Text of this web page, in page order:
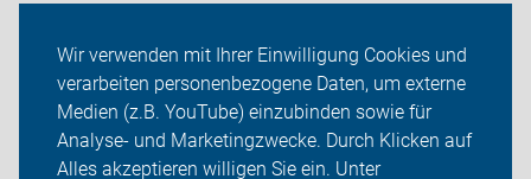
Wir verwenden mit Ihrer Einwilligung Cookies und
verarbeiten personenbezogene Daten, um externe
Medien (z.B. YouTube) einzubinden sowie für
Analyse- und Marketingzwecke. Durch Klicken auf
Alles akzeptieren willigen Sie ein. Unter
Über uns
Sei dabei